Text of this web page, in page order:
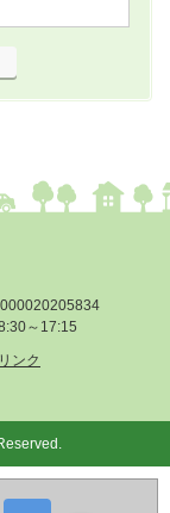
～17:15
リンク